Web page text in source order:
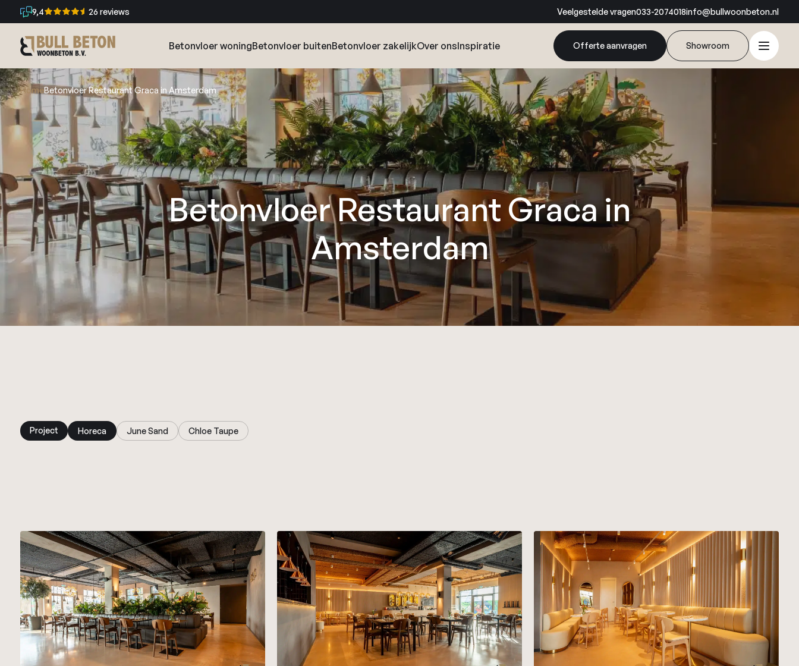
9,4 26 reviews Veelgestelde vragen033-2074018info@bullwoonbeton.nl
Betonvloer woningBetonvloer buitenBetonvloer zakelijkOver onsInspiratie Offerte aanvragen Showroom
HomeBetonvloer Restaurant Graca in Amsterdam
Betonvloer Restaurant Graca in
Amsterdam
Project Horeca June Sand Chloe Taupe